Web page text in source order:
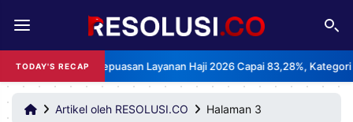
TODAY'S RECAP
Indeks Kepuasan Layanan Haji 2026 Capai 83,28%, Kategori Sangat
REDAKSI TENTANG
RESOLUSI IKLAN
Artikel oleh RESOLUSI.CO Halaman 3